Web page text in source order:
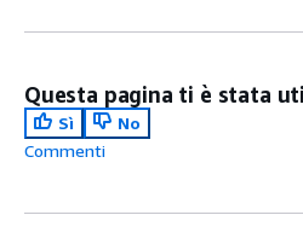
Questa pagina ti è stata
Sì
No
Commenti